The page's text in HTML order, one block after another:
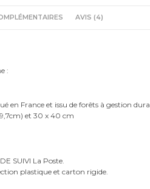
AVIS (4)
:
en France et issu de forêts à gestion
et 30 x 40 cm
SUIVI La Poste.
plastique et carton rigide.